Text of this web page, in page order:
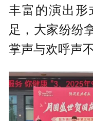
丰富的演出形
足，大家纷纷
掌声与欢呼声不